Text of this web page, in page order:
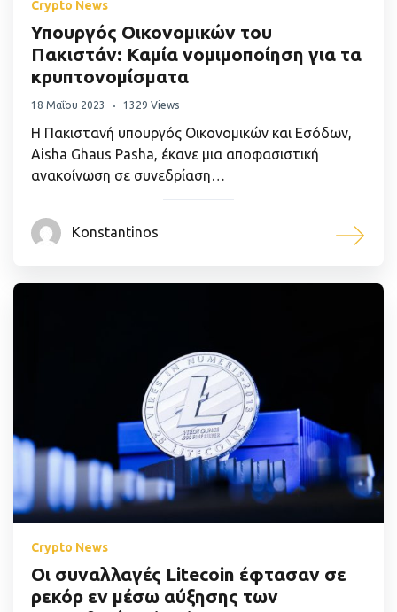
Crypto News
Υπουργός Οικονομικών του
Πακιστάν: Καμία νομιμοποίηση για τα
κρυπτονομίσματα
18 Μαΐου 2023 1329 Views
Η Πακιστανή υπουργός Οικονομικών και Εσόδων,
Aisha Ghaus Pasha, έκανε μια αποφασιστική
ανακοίνωση σε συνεδρίαση…
Konstantinos
Crypto News
Οι συναλλαγές Litecoin έφτασαν σε
ρεκόρ εν μέσω αύξησης των